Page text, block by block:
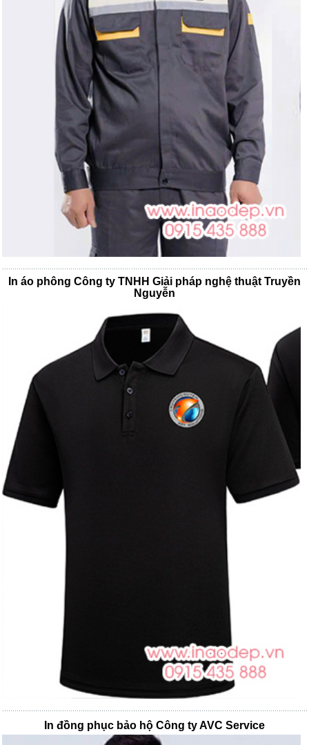
In áo phông Công ty TNHH Giải pháp nghệ thuật Truyền
Nguyễn
In đồng phục bảo hộ Công ty AVC Service